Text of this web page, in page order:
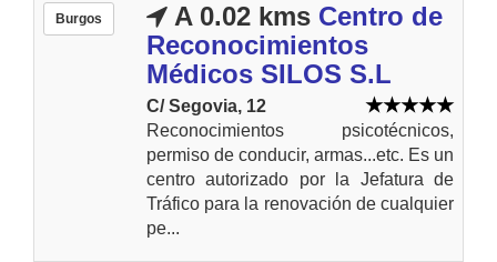
Burgos A 0.02 kms Centro de
Reconocimientos
Médicos SILOS S.L
C/ Segovia, 12
Reconocimientos psicotécnicos,
permiso de conducir, armas...etc. Es un
centro autorizado por la Jefatura de
Tráfico para la renovación de cualquier
pe...